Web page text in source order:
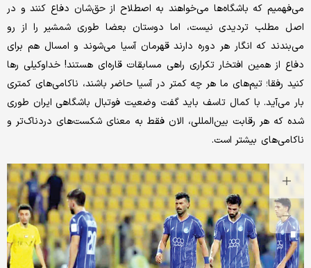
می‌فهمیم که باشگاه‌ها می‌خواهند به اصطلاح از حق‌شان دفاع کنند و در
اصل مطلب تردیدی نیست، اما دوستان بعضا طوری شمشیر را از رو
می‌بندند که انگار هر دوره دارند قهرمان آسیا می‌شوند و امسال هم برای
دفاع از همین افتخار تکراری راهی مسابقات قاره‌ای هستند! خداوکیلی رها
کنید رفقا؛ تیم‌های ما هر چه کمتر در آسیا حاضر باشند، ناکامی‌های کمتری
بار می‌آید. با کمال تاسف باید گفت وضعیت فوتبال باشگاهی ایران طوری
شده که هر رقابت بین‌المللی، الان فقط به معنای شکست‌های دردناک‌تر و
ناکامی‌های بیشتر است.